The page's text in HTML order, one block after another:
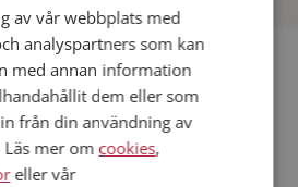
av vår webbplats med
analyspartners som kan
med annan information
dem eller som
från din användning av
mer om cookies,
eller vår